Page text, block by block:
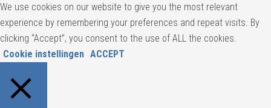
We use cookies on our website to give you the most relevant
experience by remembering your preferences and repeat visits. By
clicking “Accept”, you consent to the use of ALL the cookies.
Cookie instellingen ACCEPT